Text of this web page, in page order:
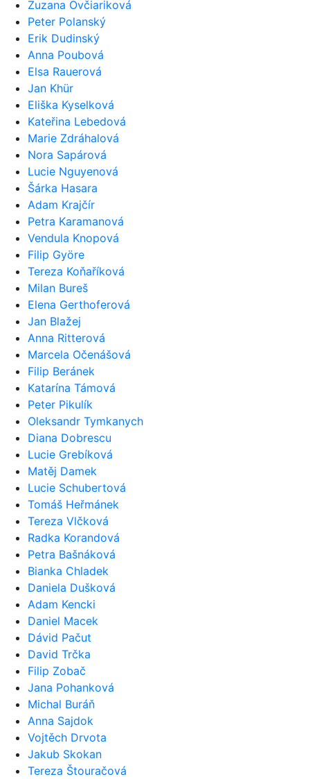
Zuzana Ovčiariková
Peter Polanský
Erik Dudinský
Anna Poubová
Elsa Rauerová
Jan Khür
Eliška Kyselková
Kateřina Lebedová
Marie Zdráhalová
Nora Sapárová
Lucie Nguyenová
Šárka Hasara
Adam Krajčír
Petra Karamanová
Vendula Knopová
Filip Györe
Tereza Koňaříková
Milan Bureš
Elena Gerthoferová
Jan Blažej
Anna Ritterová
Marcela Očenášová
Filip Beránek
Katarína Támová
Peter Pikulík
Oleksandr Tymkanych
Diana Dobrescu
Lucie Grebíková
Matěj Damek
Lucie Schubertová
Tomáš Heřmánek
Tereza Vlčková
Radka Korandová
Petra Bašnáková
Bianka Chladek
Daniela Dušková
Adam Kencki
Daniel Macek
Dávid Pačut
David Trčka
Filip Zobač
Jana Pohanková
Michal Buráň
Anna Sajdok
Vojtěch Drvota
Jakub Skokan
Tereza Štouračová